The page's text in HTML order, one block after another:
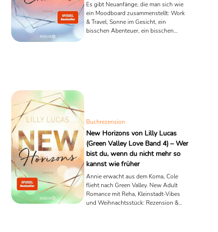
Es gibt Neuanfänge, die man sich wie
ein Moodboard zusammenstellt: Work
& Travel, Sonne im Gesicht, ein
bisschen Abenteuer, ein bisschen
sondern vom Moment, in dem ein
Buchrezension
New Horizons von Lilly Lucas
(Green Valley Love Band 4) – Wer
bist du, wenn du nicht mehr so
kannst wie früher
Annie erwacht aus dem Koma, Cole
flieht nach Green Valley. New Adult
Romance mit Reha, Kleinstadt-Vibes
und Weihnachtsstück: Rezension &